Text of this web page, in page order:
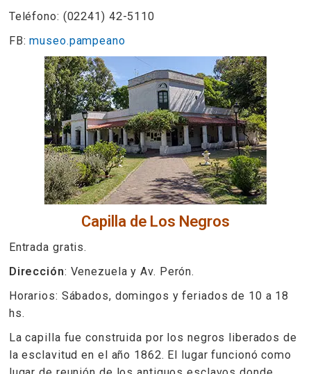
Teléfono: (02241) 42-5110
FB:museo.pampeano
Capilla de Los Negros
Entrada gratis.
Dirección: Venezuela y Av. Perón.
Horarios: Sábados, domingos y feriados de 10 a 18
hs.
La capilla fue construida por los negros liberados de
la esclavitud en el año 1862. El lugar funcionó como